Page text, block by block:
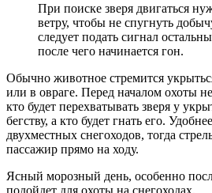
При поиске зверя двигаться
ветру, чтобы не спугнуть
следует подать сигнал
после чего начинается гон.
Обычно животное стремится
или в овраге. Перед началом охоты
кто будет перехватывать зверя у
бегству, а кто будет гнать его.
двухместных снегоходов, тогда
пассажир прямо на ходу.
Ясный морозный день, особенно
подойдет для охоты на снегоходах.